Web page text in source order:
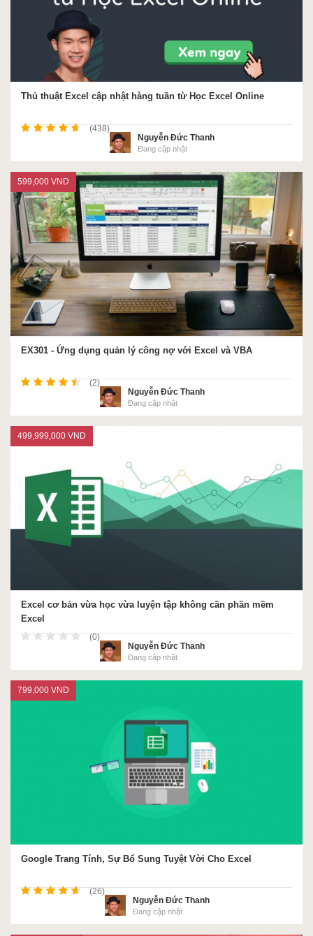
Thủ thuật Excel cập nhật hàng tuần từ Học Excel Online
(438)
Nguyễn Đức Thanh
Đang cập nhật
EX301 - Ứng dụng quản lý công nợ với Excel và VBA
(2)
Nguyễn Đức Thanh
Đang cập nhật
599,000 VND
Excel cơ bản vừa học vừa luyện tập không cần phần mềm
Excel
(0)
Nguyễn Đức Thanh
Đang cập nhật
499,999,000 VND
Google Trang Tính, Sự Bổ Sung Tuyệt Vời Cho Excel
(26)
Nguyễn Đức Thanh
Đang cập nhật
799,000 VND